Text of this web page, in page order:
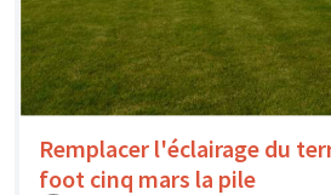
Remplacer l'éclairage du
foot cinq mars la pile